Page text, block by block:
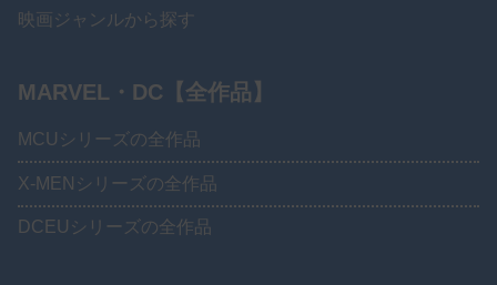
映画ジャンルから探す
MARVEL・DC【全作品】
MCUシリーズの全作品
X-MENシリーズの全作品
DCEUシリーズの全作品